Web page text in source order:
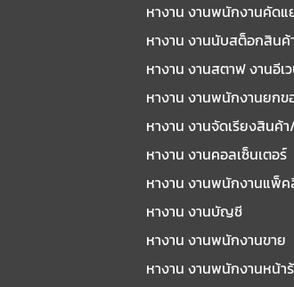
หางาน งานพนักงานคัด
หางาน งานนับสต็อกสิน
หางาน งานสตาฟ งานอีเ
หางาน งานพนักงานยกข
หางาน งานจัดเรียงสินค้
หางาน งานคอลเซ็นเตอร์
หางาน งานพนักงานแพ็
หางาน งานบัญชี
หางาน งานพนักงานขาย
หางาน งานพนักงานหน้า